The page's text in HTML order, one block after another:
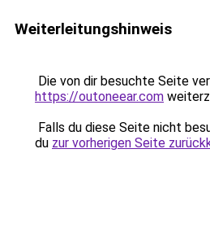
Weiterleitungshinweis
Die von dir besuchte Seite
https://outoneear.com
Falls du diese Seite nicht
du zur vorherigen Seite